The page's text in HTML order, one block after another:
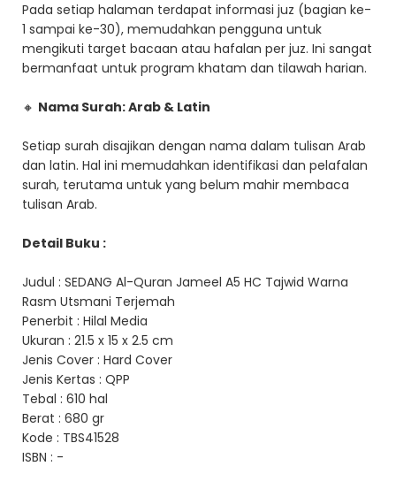
Pada setiap halaman terdapat informasi juz (bagian ke-
1 sampai ke-30), memudahkan pengguna untuk
mengikuti target bacaan atau hafalan per juz. Ini sangat
bermanfaat untuk program khatam dan tilawah harian.
🔸 Nama Surah: Arab & Latin
Setiap surah disajikan dengan nama dalam tulisan Arab
dan latin. Hal ini memudahkan identifikasi dan pelafalan
surah, terutama untuk yang belum mahir membaca
tulisan Arab.
Detail Buku :
Judul : SEDANG Al-Quran Jameel A5 HC Tajwid Warna
Rasm Utsmani Terjemah
Penerbit : Hilal Media
Ukuran : 21.5 x 15 x 2.5 cm
Jenis Cover : Hard Cover
Jenis Kertas : QPP
Tebal : 610 hal
Berat : 680 gr
Kode : TBS41528
ISBN : -